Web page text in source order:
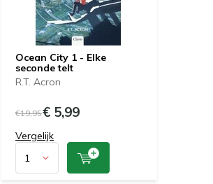
Ocean City 1 - Elke
seconde telt
R.T. Acron
€19,95€ 5,99
Vergelijk